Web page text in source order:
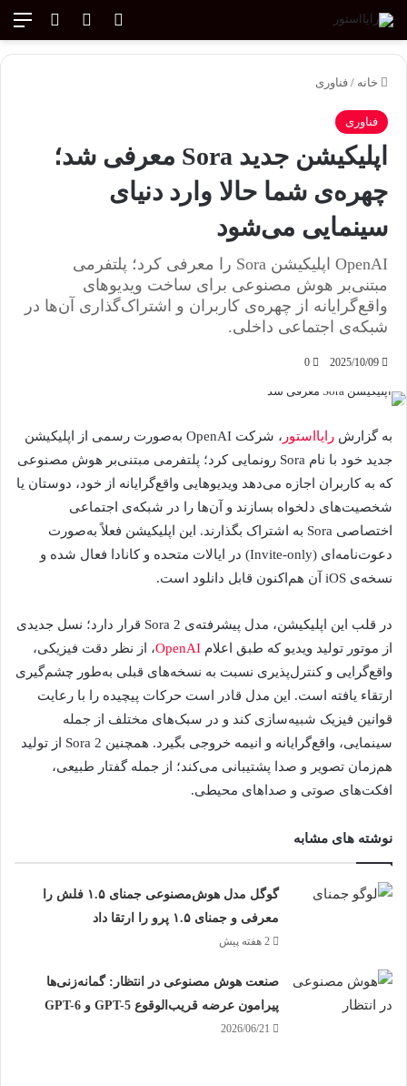
جستجو
تغییر پوسته ورود
خانه / فناوری
فناوری
اپلیکیشن جدید Sora معرفی شد؛
چهره‌ی شما حالا وارد دنیای
سینمایی می‌شود
OpenAI اپلیکیشن Sora را معرفی کرد؛ پلتفرمی
مبتنی‌بر هوش مصنوعی برای ساخت ویدیوهای
واقع‌گرایانه از چهره‌ی کاربران و اشتراک‌گذاری آن‌ها در
شبکه‌ی اجتماعی داخلی.
2025/10/09
0
به گزارش رایااستور
، شرکت OpenAI به‌صورت رسمی از اپلیکیشن
جدید خود با نام Sora رونمایی کرد؛ پلتفرمی مبتنی‌بر هوش مصنوعی
که به کاربران اجازه می‌دهد ویدیوهایی واقع‌گرایانه از خود، دوستان یا
شخصیت‌های دلخواه بسازند و آن‌ها را در شبکه‌ی اجتماعی
اختصاصی Sora به اشتراک بگذارند. این اپلیکیشن فعلاً به‌صورت
دعوت‌نامه‌ای (Invite-only) در ایالات متحده و کانادا فعال شده و
نسخه‌ی iOS آن هم‌اکنون قابل دانلود است.
در قلب این اپلیکیشن، مدل پیشرفته‌ی Sora 2 قرار دارد؛ نسل جدیدی
از موتور تولید ویدیو که طبق اعلام OpenAI، از نظر دقت فیزیکی،
واقع‌گرایی و کنترل‌پذیری نسبت به نسخه‌های قبلی به‌طور چشم‌گیری
ارتقاء یافته است. این مدل قادر است حرکات پیچیده را با رعایت
قوانین فیزیک شبیه‌سازی کند و در سبک‌های مختلف از جمله
سینمایی، واقع‌گرایانه و انیمه خروجی بگیرد. همچنین Sora 2 از تولید
هم‌زمان تصویر و صدا پشتیبانی می‌کند؛ از جمله گفتار طبیعی،
افکت‌های صوتی و صداهای محیطی.
نوشته های مشابه
گوگل مدل هوش‌مصنوعی جمنای ۱.۵ فلش را
معرفی و جمنای ۱.۵ پرو را ارتقا داد
2 هفته پیش
صنعت هوش مصنوعی در انتظار: گمانه‌زنی‌ها
پیرامون عرضه قریب‌الوقوع GPT-5 و GPT-6
2026/06/21